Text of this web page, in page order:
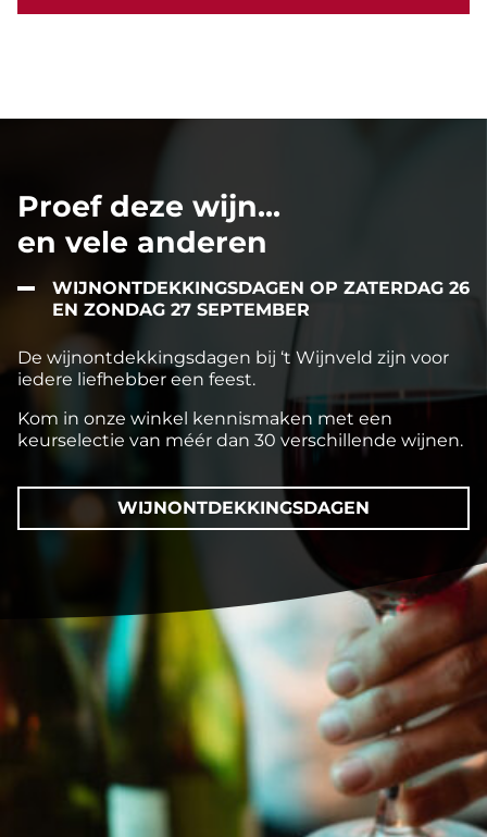
Proef deze wijn...
en vele anderen
WIJNONTDEKKINGSDAGEN OP ZATERDAG 26
EN ZONDAG 27 SEPTEMBER
De wijnontdekkingsdagen bij ‘t Wijnveld zijn voor
iedere liefhebber een feest.
Kom in onze winkel kennismaken met een
keurselectie van méér dan 30 verschillende wijnen.
WIJNONTDEKKINGSDAGEN